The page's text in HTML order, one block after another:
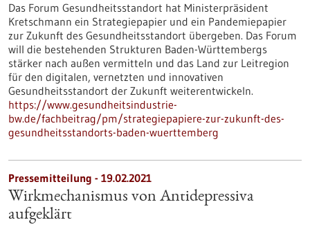
Das Forum Gesundheitsstandort hat Ministerpräsident
Kretschmann ein Strategiepapier und ein Pandemiepapier
zur Zukunft des Gesundheitsstandort übergeben. Das Forum
will die bestehenden Strukturen Baden-Württembergs
stärker nach außen vermitteln und das Land zur Leitregion
für den digitalen, vernetzten und innovativen
Gesundheitsstandort der Zukunft weiterentwickeln.
https://www.gesundheitsindustrie-
bw.de/fachbeitrag/pm/strategiepapiere-zur-zukunft-des-
gesundheitsstandorts-baden-wuerttemberg
Pressemitteilung - 19.02.2021
Wirkmechanismus von Antidepressiva
aufgeklärt